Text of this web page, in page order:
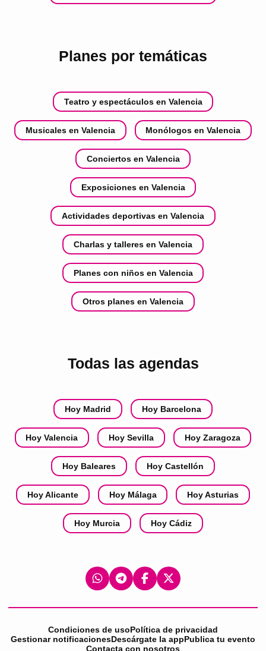
Planes por temáticas
Teatro y espectáculos en Valencia
Musicales en Valencia Monólogos en Valencia
Conciertos en Valencia
Exposiciones en Valencia
Actividades deportivas en Valencia
Charlas y talleres en Valencia
Planes con niños en Valencia
Otros planes en Valencia
Todas las agendas
Hoy Madrid Hoy Barcelona
Hoy Valencia Hoy Sevilla Hoy Zaragoza
Hoy Baleares Hoy Castellón
Hoy Alicante Hoy Málaga Hoy Asturias
Hoy Murcia Hoy Cádiz
Condiciones de usoPolítica de privacidad
Gestionar notificacionesDescárgate la appPublica tu evento
Contacta con nosotros